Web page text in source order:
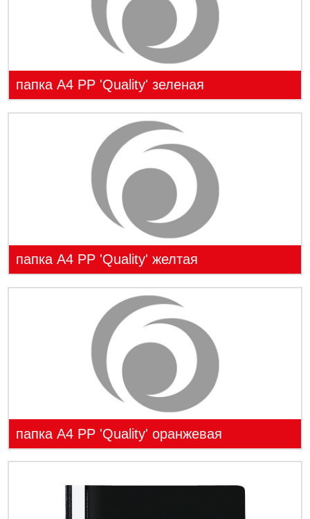
папка А4 PP 'Quality' зеленая
папка А4 PP 'Quality' желтая
папка А4 PP 'Quality' оранжевая